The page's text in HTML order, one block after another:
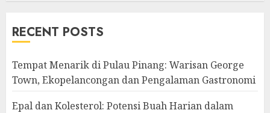
RECENT POSTS
Tempat Menarik di Pulau Pinang: Warisan George
Town, Ekopelancongan dan Pengalaman Gastronomi
Epal dan Kolesterol: Potensi Buah Harian dalam